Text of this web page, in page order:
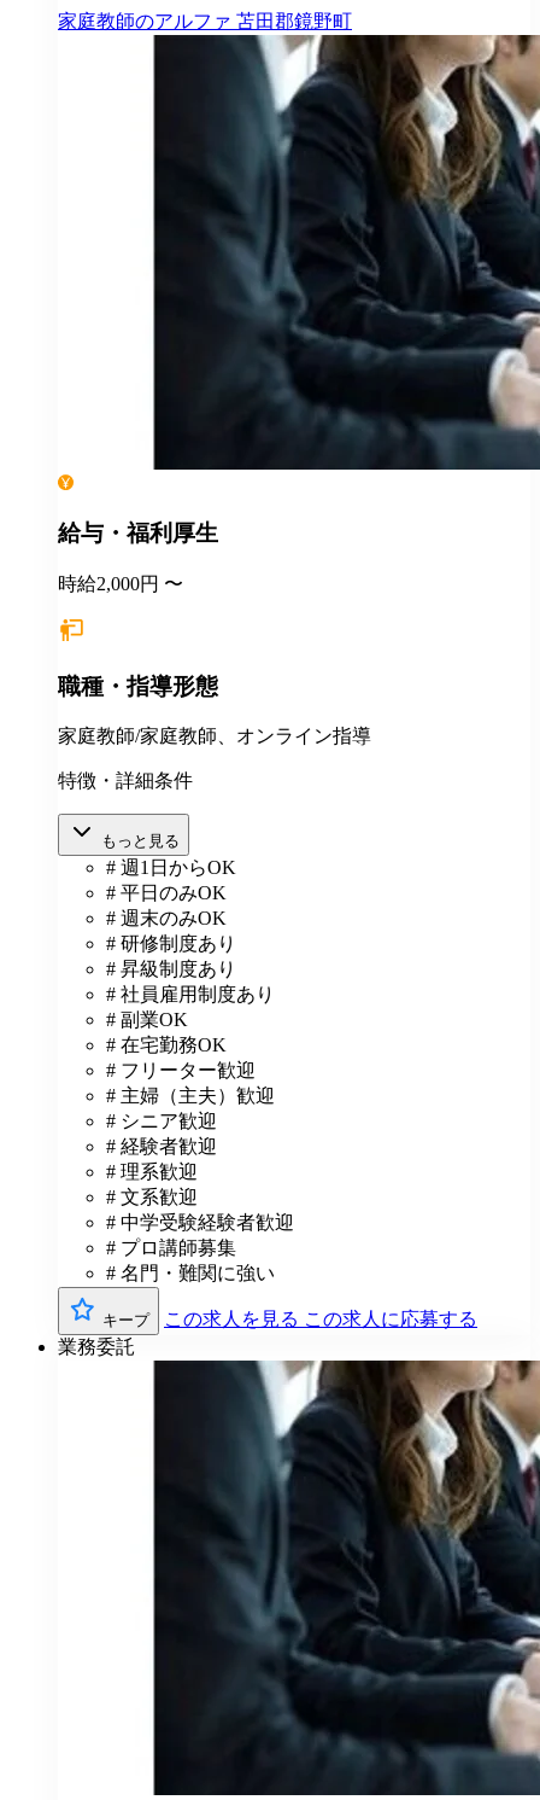
家庭教師のアルファ 苫田郡鏡野町
給与・福利厚生
時給2,000円 〜
職種・指導形態
家庭教師/家庭教師、オンライン指導
特徴・詳細条件
もっと見る
# 週1日からOK
# 平日のみOK
# 週末のみOK
# 研修制度あり
# 昇級制度あり
# 社員雇用制度あり
# 副業OK
# 在宅勤務OK
# フリーター歓迎
# 主婦（主夫）歓迎
# シニア歓迎
# 経験者歓迎
# 理系歓迎
# 文系歓迎
# 中学受験経験者歓迎
# プロ講師募集
# 名門・難関に強い
キープ この求人を見る この求人に応募する
業務委託